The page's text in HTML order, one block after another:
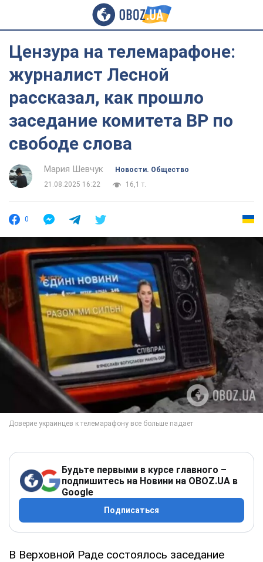
Цензура на телемарафоне:
журналист Лесной
рассказал, как прошло
заседание комитета ВР по
свободе слова
Мария Шевчук
Новости. Общество
21.08.2025 16:22
16,1 т.
0
Будьте первыми в курсе главного –
подпишитесь на Новини на OBOZ.UA в
Google
Подписаться
В Верховной Раде состоялось заседание